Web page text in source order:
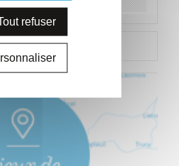
document
refuser